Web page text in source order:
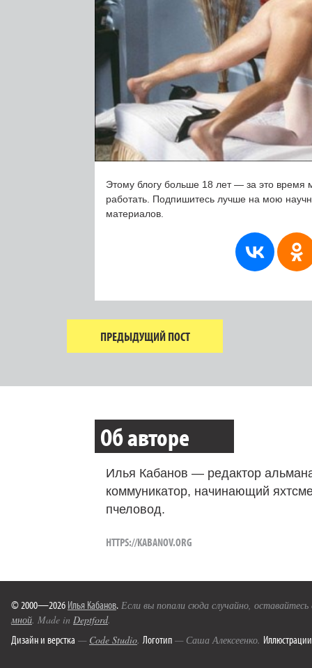
Этому блогу больше 18 лет — за это время
работать. Подпишитесь лучше на мою
материалов.
ПРЕДЫДУЩИЙ ПОСТ
Об авторе
Илья Кабанов — редактор
коммуникатор, начинающий
пчеловод.
HTTPS://KABANOV.ORG
© 2000—2026 Илья Кабанов. Если вы попали сюда случайно,
мной. Made in Deptford.
Дизайн и верстка — Code Studio. Логотип — Саша Алексеенко. Иллюстрации